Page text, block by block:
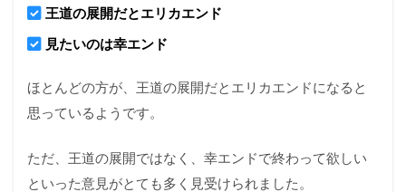
王道の展開だとエリカエンド
見たいのは幸エンド
ほとんどの方が、王道の展開だとエリカエンドになると
思っているようです。
ただ、王道の展開ではなく、幸エンドで終わって欲しい
といった意見がとても多く見受けられました。